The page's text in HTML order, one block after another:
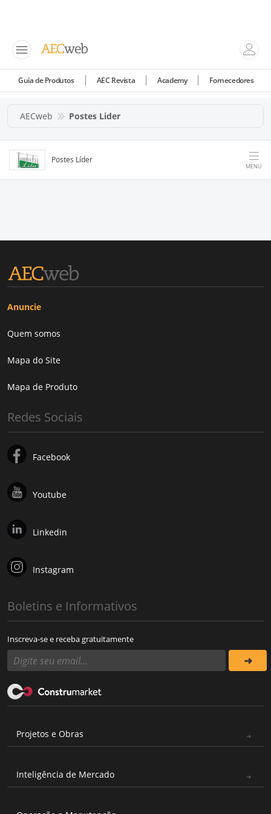
Guia de Produtos AEC Revista Academy Fornecedores
AECweb Postes Lider
Postes Líder
MENU
Anuncie
Quem somos
Mapa do Site
Mapa de Produto
Redes Sociais
Facebook
Youtube
Linkedin
Instagram
Boletins e Informativos
Inscreva-se e receba gratuitamente
Projetos e Obras
Inteligência de Mercado